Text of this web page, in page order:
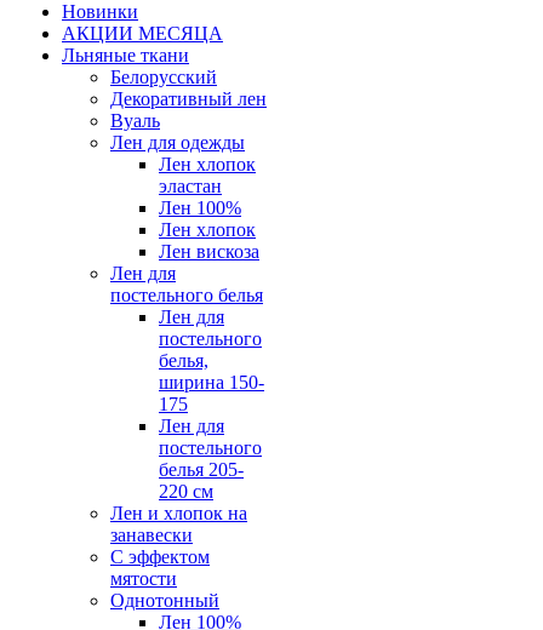
Новинки
АКЦИИ МЕСЯЦА
Льняные ткани
Белорусский
Декоративный лен
Вуаль
Лен для одежды
Лен хлопок
эластан
Лен 100%
Лен хлопок
Лен вискоза
Лен для
постельного белья
Лен для
постельного
белья,
ширина 150-
175
Лен для
постельного
белья 205-
220 см
Лен и хлопок на
занавески
С эффектом
мятости
Однотонный
Лен 100%